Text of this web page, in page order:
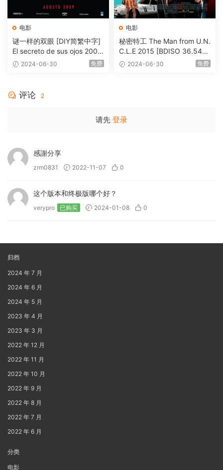
电影
谜一样的双眼 [DIY简繁中字]
El secreto de sus ojos 2009
1080p Blu-ray AVC DTS-HD
2024-06-30 免费
电影
秘密特工 The Man from U.N.
C.L.E 2015 [BDISO 36.54G
B] 2024-06-30 免费
评论 2
请先 登录
感謝分享
zrm0831 2022-11-07 0
这个版本和终极版哪个好？
verypro 已购买 2024-01-08 0
归档
2024 年 7 月
2024 年 6 月
2024 年 5 月
2023 年 4 月
2023 年 3 月
2022 年 12 月
2022 年 11 月
2022 年 10 月
2022 年 9 月
2022 年 8 月
2022 年 7 月
2022 年 6 月
分类
电影